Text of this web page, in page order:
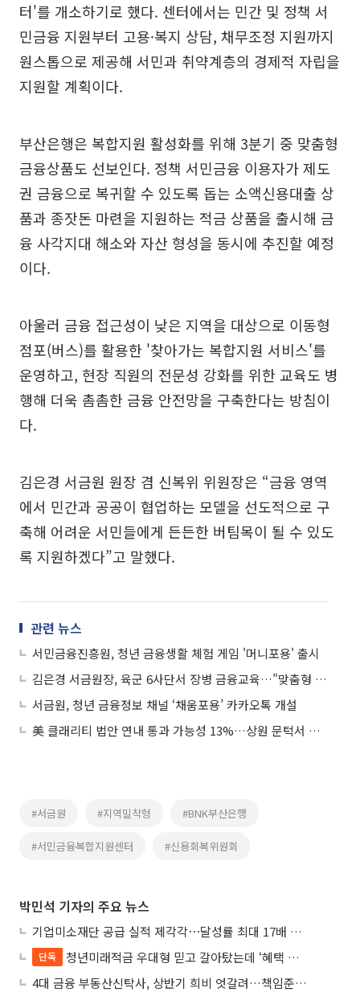
터'를 개소하기로 했다. 센터에서는 민간 및 정책 서
민금융 지원부터 고용·복지 상담, 채무조정 지원까지
원스톱으로 제공해 서민과 취약계층의 경제적 자립을
지원할 계획이다.
부산은행은 복합지원 활성화를 위해 3분기 중 맞춤형
금융상품도 선보인다. 정책 서민금융 이용자가 제도
권 금융으로 복귀할 수 있도록 돕는 소액신용대출 상
품과 종잣돈 마련을 지원하는 적금 상품을 출시해 금
융 사각지대 해소와 자산 형성을 동시에 추진할 예정
이다.
아울러 금융 접근성이 낮은 지역을 대상으로 이동형
점포(버스)를 활용한 '찾아가는 복합지원 서비스'를
운영하고, 현장 직원의 전문성 강화를 위한 교육도 병
행해 더욱 촘촘한 금융 안전망을 구축한다는 방침이
다.
김은경 서금원 원장 겸 신복위 위원장은 “금융 영역
에서 민간과 공공이 협업하는 모델을 선도적으로 구
축해 어려운 서민들에게 든든한 버팀목이 될 수 있도
록 지원하겠다”고 말했다.
관련 뉴스
서민금융진흥원, 청년 금융생활 체험 게임 '머니포용' 출시
김은경 서금원장, 육군 6사단서 장병 금융교육…"맞춤형 지원 확대"
서금원, 청년 금융정보 채널 ‘채움포용’ 카카오톡 개설
美 클래리티 법안 연내 통과 가능성 13%…상원 문턱서 제동
#서금원 #지역밀착형 #BNK부산은행
#서민금융복합지원센터 #신용회복위원회
박민석 기자의 주요 뉴스
기업미소재단 공급 실적 제각각⋯달성률 최대 17배 차이
단독
청년미래적금 우대형 믿고 갈아탔는데 ‘혜택 반토막’…심사 오류에 가입자 혼선
4대 금융 부동산신탁사, 상반기 희비 엇갈려…책임준공 손실 반영 시점이 갈랐다